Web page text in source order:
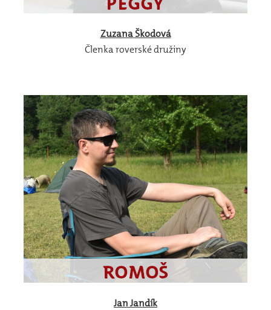
Zuzana Škodová
Členka roverské družiny
JanJandík